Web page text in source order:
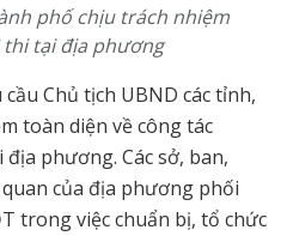
phố chịu trách nhiệm
thi tại địa phương
Chủ tịch UBND các tỉnh,
toàn diện về công tác
phương. Các sở, ban,
của địa phương phối
trong việc chuẩn bị, tổ chức